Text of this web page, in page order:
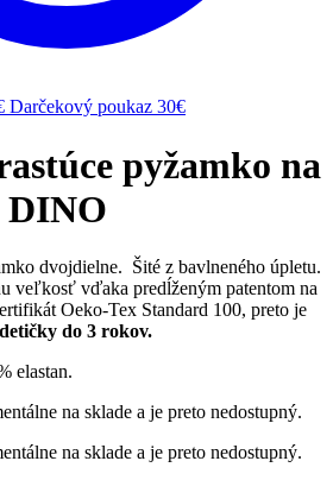
Darčekový poukaz 30€
pyžamko na
DINO
dvojdielne. Šité z bavlneného úpletu.
veľkosť vďaka predĺženým patentom na
Oeko-Tex Standard 100, preto je
do 3 rokov.
elastan.
na sklade a je preto nedostupný.
na sklade a je preto nedostupný.